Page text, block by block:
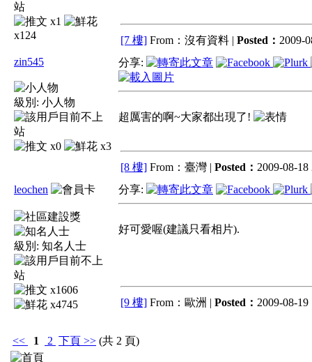
x1
x124
[7 樓] From：沒有資料 | Posted： 2009-
zin545
級別: 小人物
x0 x3
分享:
超厲害的啊~大家都出現了!
[8 樓] From：臺灣 | Posted： 2009-08-18
leochen
級別: 知名人士
x1606
x4745
分享:
好可愛喔(建議只看相片).
[9 樓] From：歐洲 | Posted： 2009-08-19
<< 1 2 下頁 >> (共 2 頁)